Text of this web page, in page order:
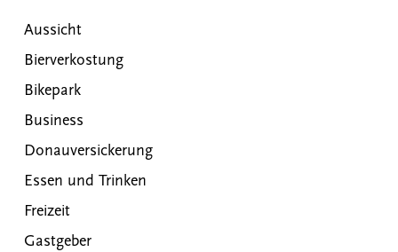
Aussicht
Bierverkostung
Bikepark
Business
Donauversickerung
Essen und Trinken
Freizeit
Gastgeber